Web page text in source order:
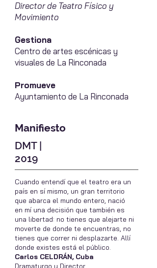
Director de Teatro Físico y
Movimiento
Gestiona
Centro de artes escénicas y
visuales de La Rinconada
Promueve
Ayuntamiento de La Rinconada
Manifiesto
DMT |
2019
Cuando entendí que el teatro era un
país en sí mismo, un gran territorio
que abarca el mundo entero, nació
en mí una decisión que también es
una libertad: no tienes que alejarte ni
moverte de donde te encuentras, no
tienes que correr ni desplazarte. Allí
donde existes está el público.
Carlos CELDRÁN, Cuba
Dramaturgo y Director